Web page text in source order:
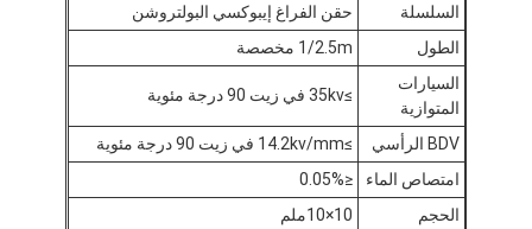
السلسلة
حقن الفراغ إيبوكسي البولتروشن
الطول
1/2.5m مخصصة
السيارات
المتوازية
≥35kv في زيت 90 درجة مئوية
BDV الرأسي
≥14.2kv/mm في زيت 90 درجة مئوية
امتصاص الماء
≤0.05%
الحجم
10×10ملم